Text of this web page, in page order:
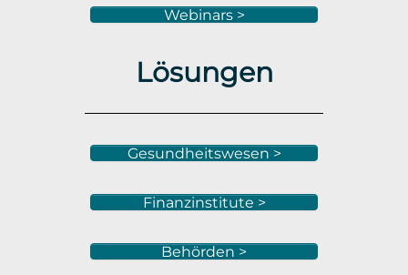
Webinars >
Lösungen
Gesundheitswesen >
Finanzinstitute >
Behörden >